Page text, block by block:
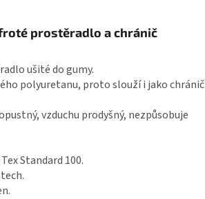
prostěradlo a chránič
ušité do gumy.
polyuretanu, proto slouží i jako chránič
vzduchu prodyšný, nezpůsobuje
Standard 100.